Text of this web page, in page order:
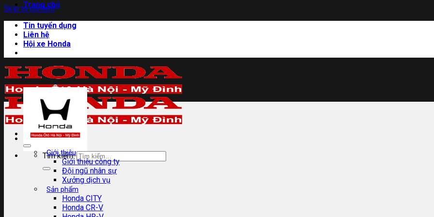
Skip to content
Trang chủ
Tin tuyển dụng
Liên hệ
Hội xe Honda
Tìm kiếm:
Giới thiệu
Giới thiệu công ty
Đội ngũ nhân sự
Xưởng dịch vụ
Sản phẩm
Honda CITY
Honda CR-V